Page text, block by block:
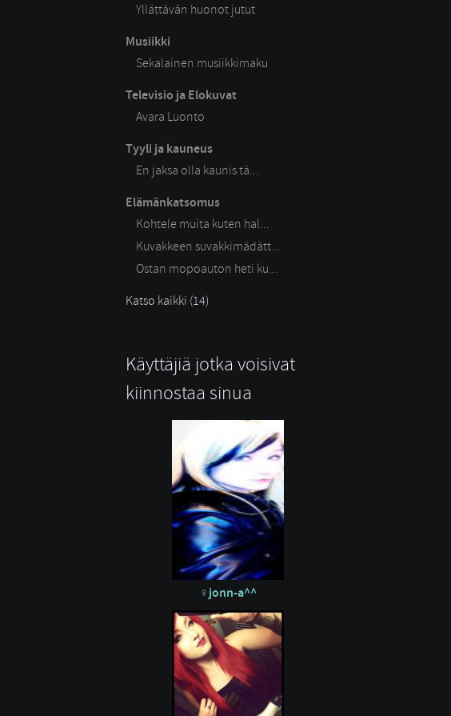
Yllättävän huonot jutut
Musiikki
Sekalainen musiikkimaku
Televisio ja Elokuvat
Avara Luonto
Tyyli ja kauneus
En jaksa olla kaunis tä...
Elämänkatsomus
Kohtele muita kuten hal...
Kuvakkeen suvakkimädätt...
Ostan mopoauton heti ku...
Katso kaikki (14)
Käyttäjiä jotka voisivat
kiinnostaa sinua
jonn-a^^